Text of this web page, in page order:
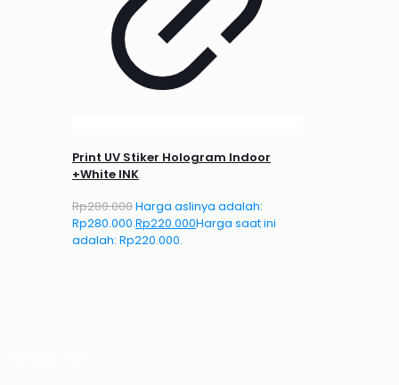
Print UV Stiker Hologram Indoor
+White INK
Rp280.000Harga aslinya adalah:
Rp280.000.Rp220.000Harga saat ini
adalah: Rp220.000.